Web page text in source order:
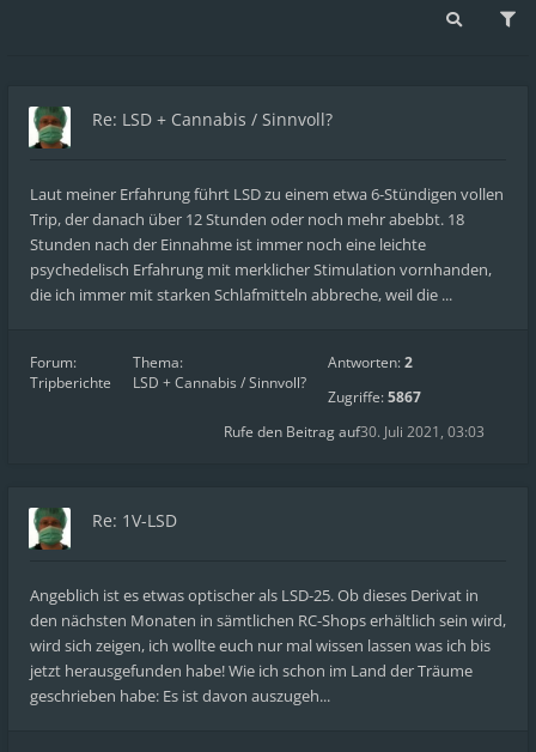
Re: LSD + Cannabis / Sinnvoll?
Laut meiner Erfahrung führt LSD zu einem etwa 6-Stündigen vollen
Trip, der danach über 12 Stunden oder noch mehr abebbt. 18
Stunden nach der Einnahme ist immer noch eine leichte
psychedelisch Erfahrung mit merklicher Stimulation vornhanden,
die ich immer mit starken Schlafmitteln abbreche, weil die ...
Forum:
Tripberichte
Thema:
LSD + Cannabis / Sinnvoll?
Antworten:2
Zugriffe:5867
30. Juli 2021, 03:03
Rufe den Beitrag auf
Re: 1V-LSD
Angeblich ist es etwas optischer als LSD-25. Ob dieses Derivat in
den nächsten Monaten in sämtlichen RC-Shops erhältlich sein wird,
wird sich zeigen, ich wollte euch nur mal wissen lassen was ich bis
jetzt herausgefunden habe! Wie ich schon im Land der Träume
geschrieben habe: Es ist davon auszugeh...